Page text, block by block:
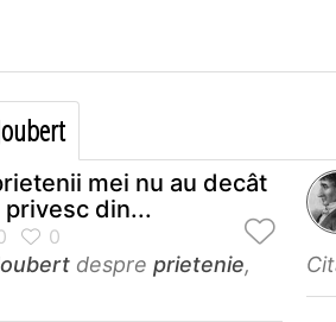
mei nu au decât
privesc din...
despre prietenie,